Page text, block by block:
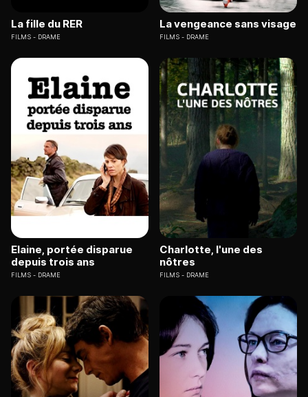
La fille du RER
FILMS DRAME
La vengeance sans visage
FILMS DRAME
Elaine, portée disparue
depuis trois ans
FILMS DRAME
Charlotte, l'une des
nôtres
FILMS DRAME